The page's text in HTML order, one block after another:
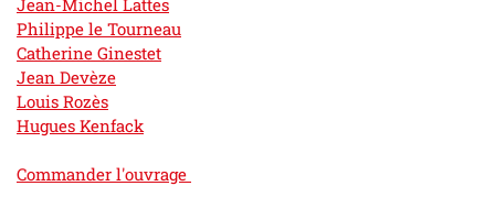
Philippe le Tourneau
Catherine Ginestet
Jean Devèze
Louis Rozès
Hugues Kenfack
Commander l'ouvrage